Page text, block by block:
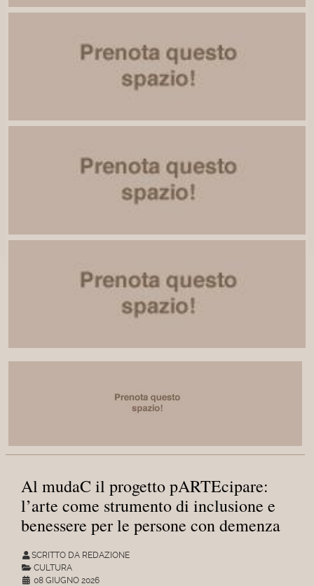
Al mudaC il progetto pARTEcipare:
l’arte come strumento di inclusione e
benessere per le persone con demenza
SCRITTO DA REDAZIONE
CULTURA
08 GIUGNO 2026